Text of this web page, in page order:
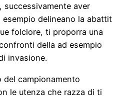
successivamente aver
delineano la abattit
folclore, ti proporra una
della ad esempio
invasione.
campionamento
le utenza che razza di ti